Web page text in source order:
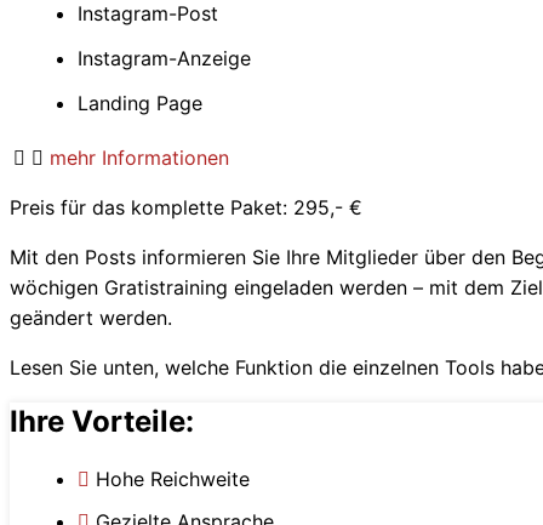
Instagram-Post
Instagram-Anzeige
Landing Page
mehr Informationen
Preis für das komplette Paket: 295,- €
Mit den Posts informieren Sie Ihre Mitglieder über den
wöchigen Gratistraining eingeladen werden – mit dem
geändert werden.
Lesen Sie unten, welche Funktion die einzelnen Tools
Ihre Vorteile:
Hohe Reichweite